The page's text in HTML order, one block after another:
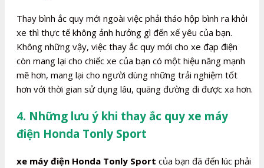
Thay bình ắc quy mới ngoài việc phải tháo hộp bình ra khỏi
xe thì thực tế không ảnh hưởng gì đến xế yêu của bạn.
Không những vậy, việc thay ắc quy mới cho xe đạp điện
còn mang lại cho chiếc xe của bạn có một hiệu năng mạnh
mẽ hơn, mang lại cho người dùng những trải nghiệm tốt
hơn với thời gian sử dụng lâu, quãng đường đi được xa hơn.
4. Những lưu ý khi thay ắc quy xe máy
điện Honda Tonly Sport
xe máy điện Honda Tonly Sport của bạn đã đến lúc phải